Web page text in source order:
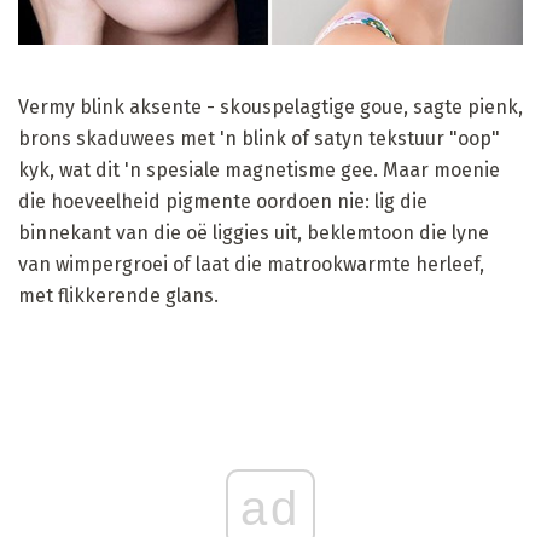
Vermy blink aksente - skouspelagtige goue, sagte pienk,
brons skaduwees met 'n blink of satyn tekstuur "oop"
kyk, wat dit 'n spesiale magnetisme gee. Maar moenie
die hoeveelheid pigmente oordoen nie: lig die
binnekant van die oë liggies uit, beklemtoon die lyne
van wimpergroei of laat die matrookwarmte herleef,
met flikkerende glans.
ad